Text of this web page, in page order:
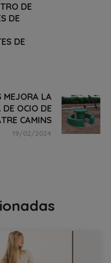
DE
DE
DE
MEJORA LA
OCIO DE
CAMINS
19/02/2024